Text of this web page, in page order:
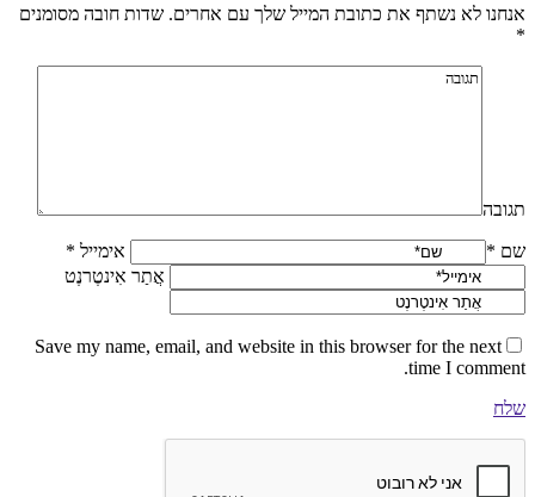
אנחנו לא נשתף את כתובת המייל שלך עם אחרים. שדות חובה מסומנים
*
תגובה
שם *
אימייל *
אֲתַר אִינטֶרנֶט
Save my name, email, and website in this browser for the next
time I comment.
שלח